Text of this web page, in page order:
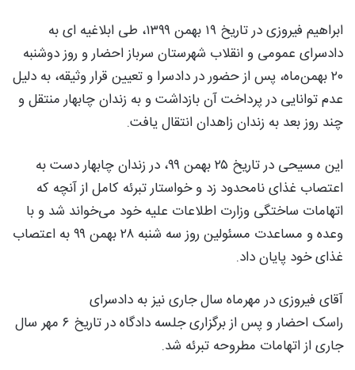
ابراهیم فیروزی در تاریخ ۱۹ بهمن ۱۳۹۹، طی ابلاغیه ای به
دادسرای عمومی و انقلاب شهرستان سرباز احضار و روز دوشنبه
۲۰ بهمن‌ماه، پس از حضور در دادسرا و تعیین قرار وثیقه، به دلیل
عدم توانایی در پرداخت آن بازداشت و به زندان چابهار منتقل و
چند روز بعد به زندان زاهدان انتقال یافت.
این مسیحی در تاریخ ۲۵ بهمن ۹۹، در زندان چابهار دست به
اعتصاب غذای نامحدود زد و خواستار تبرئه کامل از آنچه که
اتهامات ساختگی وزارت اطلاعات علیه خود می‌خواند شد و با
وعده و مساعدت مسئولین روز سه شنبه ۲۸ بهمن ۹۹ به اعتصاب
غذای خود پایان داد.
آقای فیروزی در مهرماه سال جاری نیز به دادسرای
راسک احضار و پس از برگزاری جلسه دادگاه در تاریخ ۶ مهر سال
جاری از اتهامات مطروحه تبرئه شد.